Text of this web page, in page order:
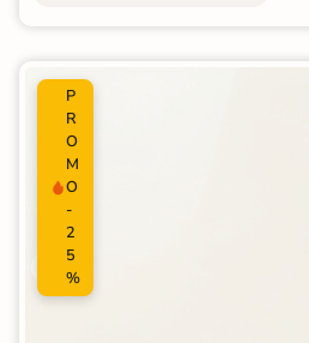
P
R
O
M
O
-
2
5
%